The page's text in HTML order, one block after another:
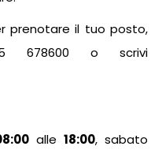
prenotare il tuo posto,
678600 o scrivi
alle18:00, sabato